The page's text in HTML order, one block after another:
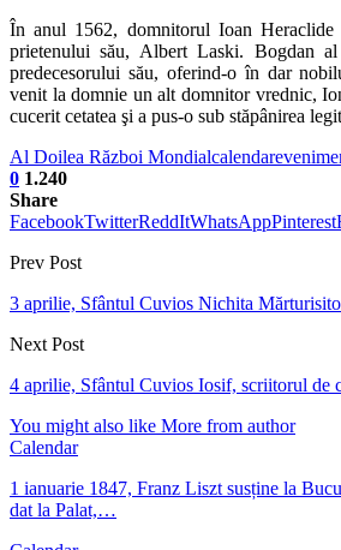
În anul 1562, domnitorul Ioan
prietenului său, Albert Laski. Bogdan
predecesorului său, oferind-o în dar
venit la domnie un alt domnitor vrednic,
cucerit cetatea şi a pus-o sub stăpânirea
Al Doilea Război Mondialcalendar
0 1.240
Share
FacebookTwitterReddItWhatsAppPinterest
Prev Post
3 aprilie, Sfântul Cuvios Nichita
Next Post
4 aprilie, Sfântul Cuvios Iosif, scriitorul de
You might also like More from author
Calendar
1 ianuarie 1847, Franz Liszt susține la
dat la Palat,…